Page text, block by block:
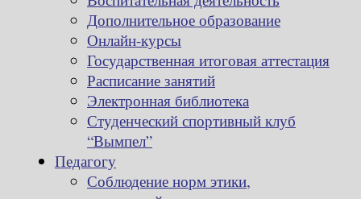
Дополнительное образование
Онлайн-курсы
Государственная итоговая аттестация
Расписание занятий
Электронная библиотека
Студенческий спортивный клуб
“Вымпел”
Педагогу
Соблюдение норм этики,